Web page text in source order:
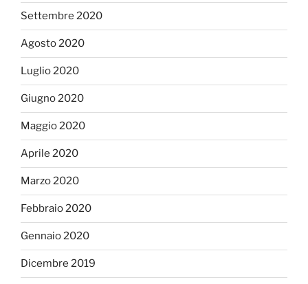
Settembre 2020
Agosto 2020
Luglio 2020
Giugno 2020
Maggio 2020
Aprile 2020
Marzo 2020
Febbraio 2020
Gennaio 2020
Dicembre 2019